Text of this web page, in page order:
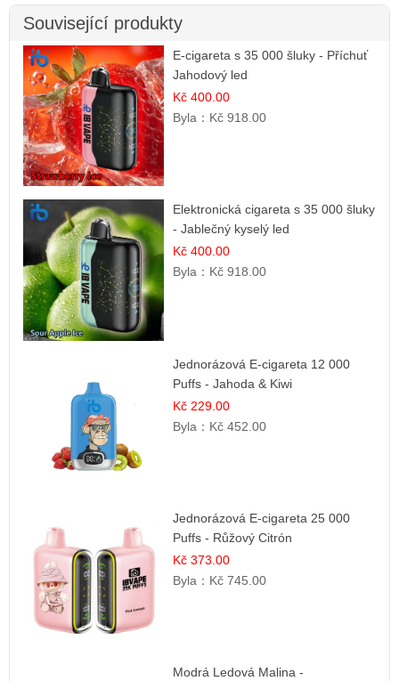
Související produkty
E-cigareta s 35 000 šluky - Příchuť
Jahodový led
Kč 400.00
Byla： Kč 918.00
Elektronická cigareta s 35 000 šluky
- Jablečný kyselý led
Kč 400.00
Byla： Kč 918.00
Jednorázová E-cigareta 12 000
Puffs - Jahoda & Kiwi
Kč 229.00
Byla： Kč 452.00
Jednorázová E-cigareta 25 000
Puffs - Růžový Citrón
Kč 373.00
Byla： Kč 745.00
Modrá Ledová Malina -